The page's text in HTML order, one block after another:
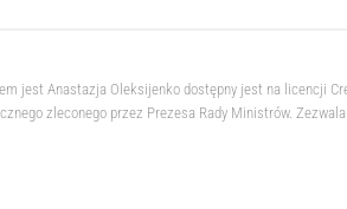
jest Anastazja Oleksijenko dostępny jest na licencji
zleconego przez Prezesa Rady Ministrów.